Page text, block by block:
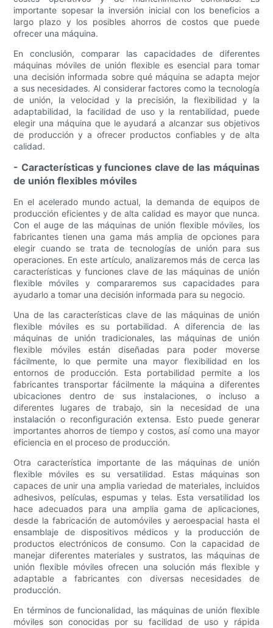
importante sopesar la inversión inicial con los beneficios a
largo plazo y los posibles ahorros de costos que puede
ofrecer una máquina.
En conclusión, comparar las capacidades de diferentes
máquinas móviles de unión flexible es esencial para tomar
una decisión informada sobre qué máquina se adapta mejor
a sus necesidades. Al considerar factores como la tecnología
de unión, la velocidad y la precisión, la flexibilidad y la
adaptabilidad, la facilidad de uso y la rentabilidad, puede
elegir una máquina que le ayudará a alcanzar sus objetivos
de producción y a ofrecer productos confiables y de alta
calidad.
- Características y funciones clave de las máquinas
de unión flexibles móviles
En el acelerado mundo actual, la demanda de equipos de
producción eficientes y de alta calidad es mayor que nunca.
Con el auge de las máquinas de unión flexible móviles, los
fabricantes tienen una gama más amplia de opciones para
elegir cuando se trata de tecnologías de unión para sus
operaciones. En este artículo, analizaremos más de cerca las
características y funciones clave de las máquinas de unión
flexible móviles y compararemos sus capacidades para
ayudarlo a tomar una decisión informada para su negocio.
Una de las características clave de las máquinas de unión
flexible móviles es su portabilidad. A diferencia de las
máquinas de unión tradicionales, las máquinas de unión
flexible móviles están diseñadas para poder moverse
fácilmente, lo que permite una mayor flexibilidad en los
entornos de producción. Esta portabilidad permite a los
fabricantes transportar fácilmente la máquina a diferentes
ubicaciones dentro de sus instalaciones, o incluso a
diferentes lugares de trabajo, sin la necesidad de una
instalación o reconfiguración extensa. Esto puede generar
importantes ahorros de tiempo y costos, así como una mayor
eficiencia en el proceso de producción.
Otra característica importante de las máquinas de unión
flexible móviles es su versatilidad. Estas máquinas son
capaces de unir una amplia variedad de materiales, incluidos
adhesivos, películas, espumas y telas. Esta versatilidad los
hace adecuados para una amplia gama de aplicaciones,
desde la fabricación de automóviles y aeroespacial hasta el
ensamblaje de dispositivos médicos y la producción de
productos electrónicos de consumo. Con la capacidad de
manejar diferentes materiales y sustratos, las máquinas de
unión flexible móviles ofrecen una solución más flexible y
adaptable a fabricantes con diversas necesidades de
producción.
En términos de funcionalidad, las máquinas de unión flexible
móviles son conocidas por su facilidad de uso y rápida